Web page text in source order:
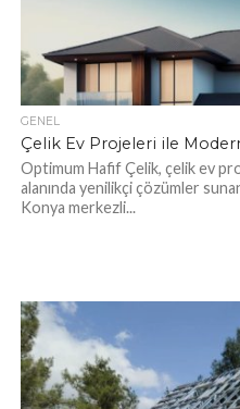
GENEL
Çelik Ev Projeleri ile
Optimum Hafif Çelik, çelik ev
alanında yenilikçi çözümler
Konya merkezli...